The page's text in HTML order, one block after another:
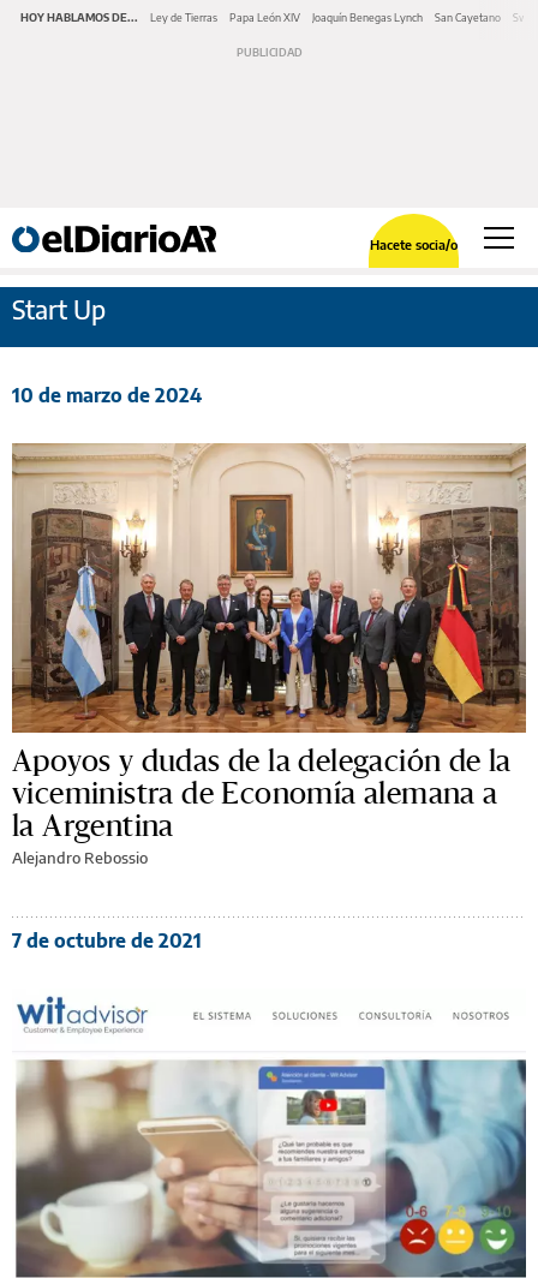
HOY HABLAMOS DE... Ley de Tierras Papa León XIV Joaquín Benegas Lynch San Cayetano
Hacete socia/o
Start Up
10 de marzo de 2024
Apoyos y dudas de la delegación de la
viceministra de Economía alemana a
la Argentina
Alejandro Rebossio
7 de octubre de 2021